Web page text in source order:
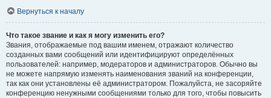
Вернуться к началу
Что такое звание и как я могу изменить его?
Звания, отображаемые под вашим именем, отражают количество
созданных вами сообщений или идентифицируют определённых
пользователей: например, модераторов и администраторов. Обычно вы
не можете напрямую изменять наименования званий на конференции,
так как они установлены её администратором. Пожалуйста, не засоряйте
конференцию ненужными сообщениями только для того, чтобы повысить